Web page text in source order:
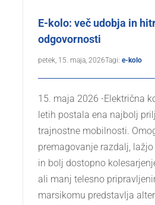
E-kolo: več udobja in
odgovornosti
petek, 15. maja, 2026Tagi: e-kolo
15. maja 2026 -Električna
letih postala ena najbolj
trajnostne mobilnosti.
premagovanje razdalj,
in bolj dostopno
ali manj telesno
marsikomu predstavlja